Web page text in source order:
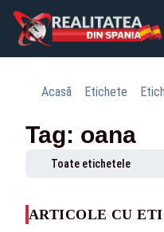
Acasă Etichete
Tag: oana
Toate etichetele
ARTICOLE CU